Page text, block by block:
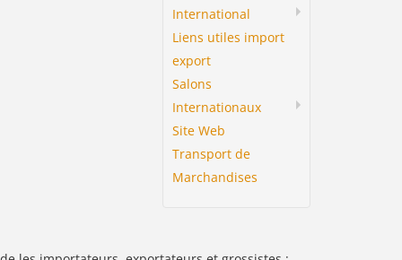
International
Liens utiles import
export
Salons
Internationaux
Site Web
Transport de
Marchandises